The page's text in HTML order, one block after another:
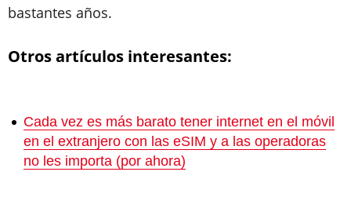
bastantes años.
Otros artículos interesantes:
Cada vez es más barato tener internet en el móvil
en el extranjero con las eSIM y a las operadoras
no les importa (por ahora)